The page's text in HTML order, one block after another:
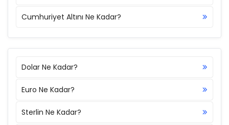
Cumhuriyet Altını Ne Kadar?
Dolar Ne Kadar?
Euro Ne Kadar?
Sterlin Ne Kadar?